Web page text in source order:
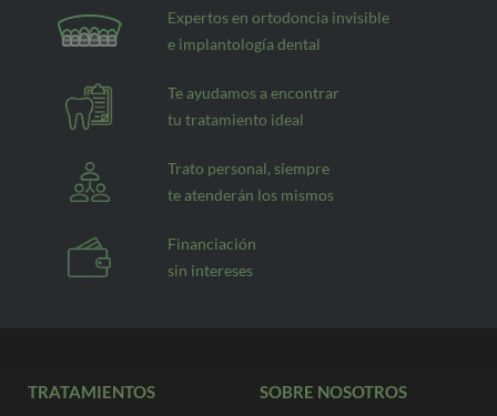
Expertos en ortodoncia invisible
e implantología dental
Te ayudamos a encontrar
tu tratamiento ideal
Trato personal, siempre
te atenderán los mismos
Financiación
sin intereses
TRATAMIENTOS SOBRE NOSOTROS